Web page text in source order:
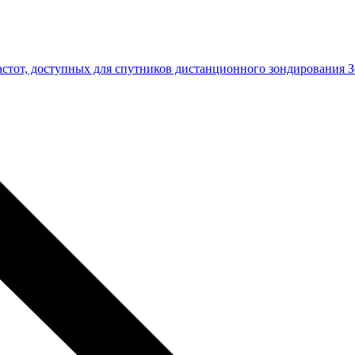
доступных для спутников дистанционного зондирования